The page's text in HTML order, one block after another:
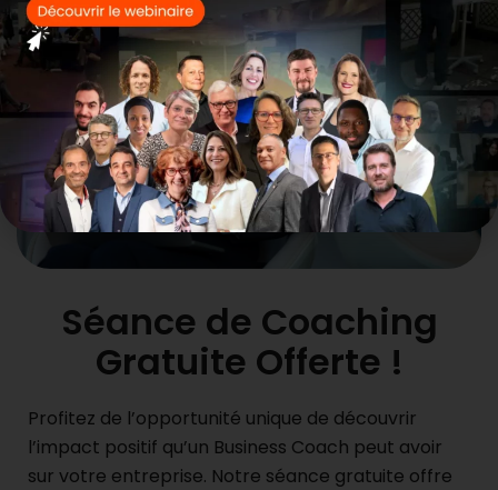
Séance de Coaching
Gratuite Offerte !
Profitez de l’opportunité unique de découvrir
l’impact positif qu’un Business Coach peut avoir
sur votre entreprise. Notre séance gratuite offre